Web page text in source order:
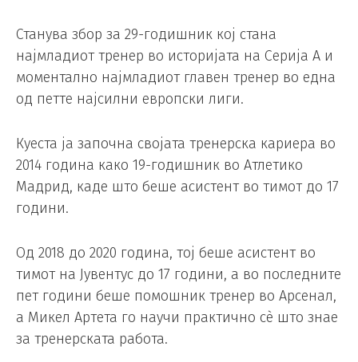
Станува збор за 29-годишник кој стана
најмладиот тренер во историјата на Серија А и
моментално најмладиот главен тренер во една
од петте најсилни европски лиги.
Куеста ја започна својата тренерска кариера во
2014 година како 19-годишник во Атлетико
Мадрид, каде што беше асистент во тимот до 17
години.
Од 2018 до 2020 година, тој беше асистент во
тимот на Јувентус до 17 години, а во последните
пет години беше помошник тренер во Арсенал,
а Микел Артета го научи практично сè што знае
за тренерската работа.